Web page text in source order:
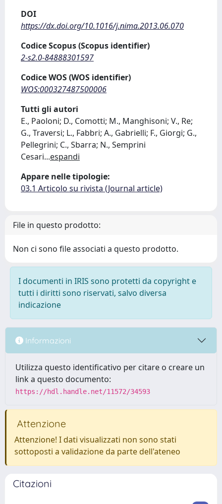
DOI
https://dx.doi.org/10.1016/j.nima.2013.06.070
Codice Scopus (Scopus identifier)
2-s2.0-84888301597
Codice WOS (WOS identifier)
WOS:000327487500006
Tutti gli autori
E., Paoloni; D., Comotti; M., Manghisoni; V., Re;
G., Traversi; L., Fabbri; A., Gabrielli; F., Giorgi; G.,
Pellegrini; C., Sbarra; N., Semprini
Cesari...espandi
Appare nelle tipologie:
03.1 Articolo su rivista (Journal article)
File in questo prodotto:
Non ci sono file associati a questo prodotto.
I documenti in IRIS sono protetti da copyright e
tutti i diritti sono riservati, salvo diversa
indicazione
Informazioni
Utilizza questo identificativo per citare o creare un
link a questo documento:
https://hdl.handle.net/11572/34593
Attenzione
Attenzione! I dati visualizzati non sono stati
sottoposti a validazione da parte dell'ateneo
Citazioni